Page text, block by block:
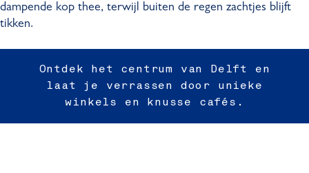
dampende kop thee, terwijl buiten de regen zachtjes blijft
tikken.
Ontdek het centrum van Delft en
laat je verrassen door unieke
winkels en knusse cafés.